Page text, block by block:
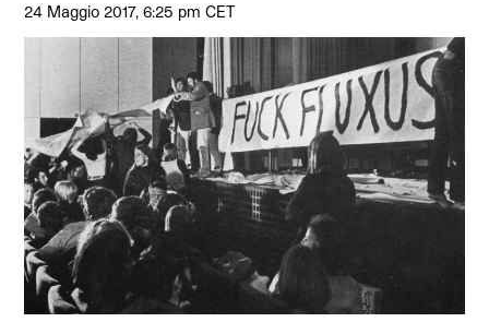
24 Maggio 2017, 6:25 pm CET